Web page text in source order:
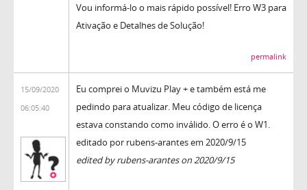
Vou informá-lo o mais rápido possível! Erro W3 para
Ativação e Detalhes de Solução!
permalink
15/09/2020
06:05:40
Eu comprei o Muvizu Play + e também está me
pedindo para atualizar. Meu código de licença
estava constando como inválido. O erro é o W1.
editado por rubens-arantes em 2020/9/15
edited by rubens-arantes on 2020/9/15